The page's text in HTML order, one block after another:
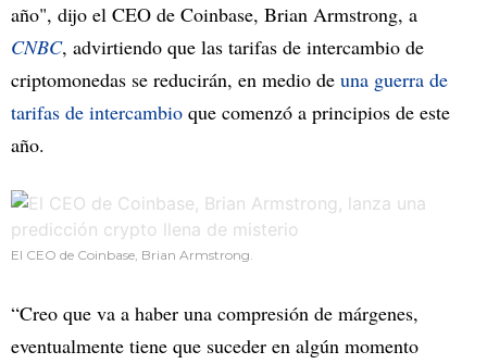
año", dijo el CEO de Coinbase, Brian Armstrong, a
CNBC, advirtiendo que las tarifas de intercambio de
criptomonedas se reducirán, en medio de una guerra de
tarifas de intercambio que comenzó a principios de este
año.
El CEO de Coinbase, Brian Armstrong.
“Creo que va a haber una compresión de márgenes,
eventualmente tiene que suceder en algún momento